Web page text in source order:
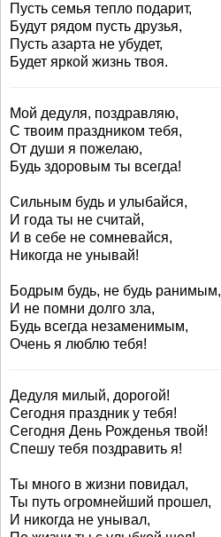
Пусть семья тепло подарит,
Будут рядом пусть друзья,
Пусть азарта не убудет,
Будет яркой жизнь твоя.
Мой дедуля, поздравляю,
С твоим праздником тебя,
От души я пожелаю,
Будь здоровым ты всегда!
Сильным будь и улыбайся,
И года ты не считай,
И в себе не сомневайся,
Никогда не унывай!
Бодрым будь, не будь ранимым,
И не помни долго зла,
Будь всегда незаменимым,
Очень я люблю тебя!
Дедуля милый, дорогой!
Сегодня праздник у тебя!
Сегодня День Рожденья твой!
Спешу тебя поздравить я!
Ты много в жизни повидал,
Ты путь огромнейший прошел,
И никогда не унывал,